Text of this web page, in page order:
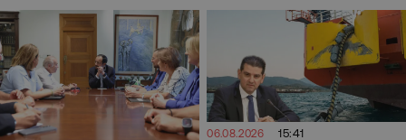
06.08.2026 15:41